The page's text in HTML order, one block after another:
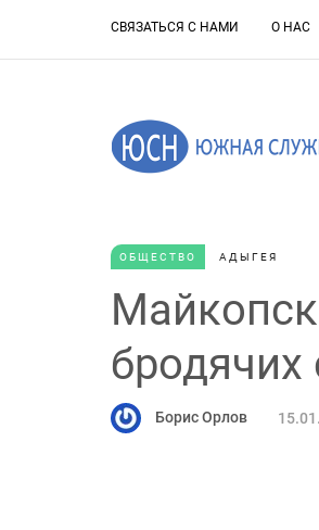
СВЯЗАТЬСЯ С НАМИ О НАС
ОБЩЕСТВО АДЫГЕЯ
бродячих
Борис Орлов